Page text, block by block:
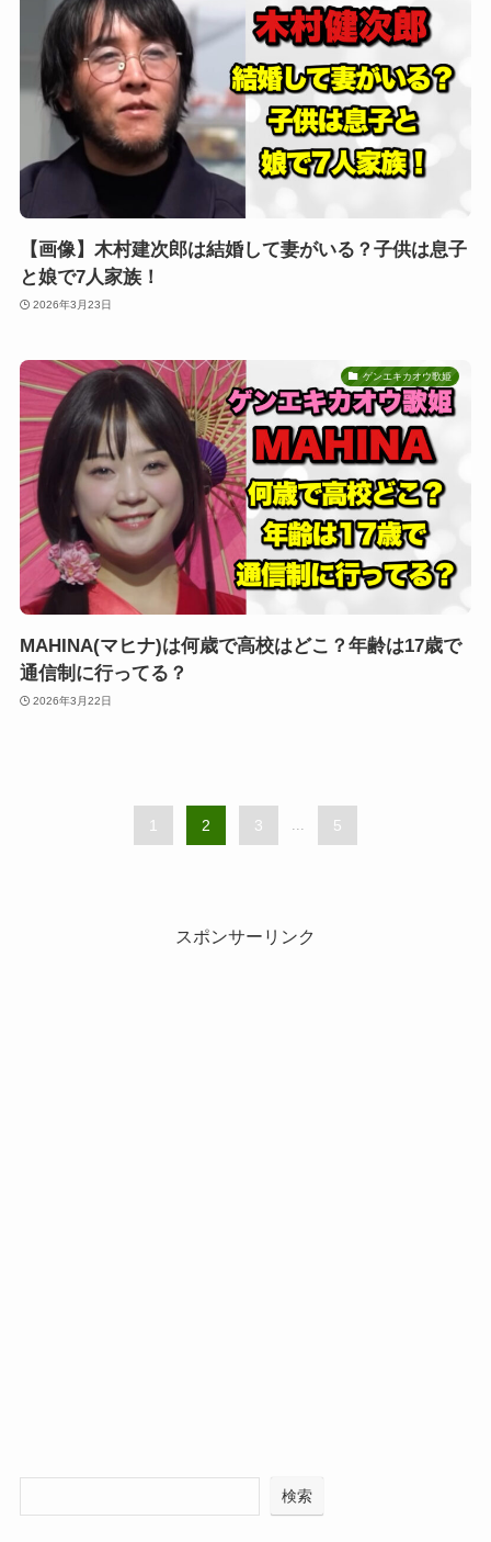
【画像】木村建次郎は結婚して妻がいる？子供は息子
と娘で7人家族！
2026年3月23日
ゲンエキカオウ歌姫
MAHINA(マヒナ)は何歳で高校はどこ？年齢は17歳で
通信制に行ってる？
2026年3月22日
1 2 3 ... 5
スポンサーリンク
検索